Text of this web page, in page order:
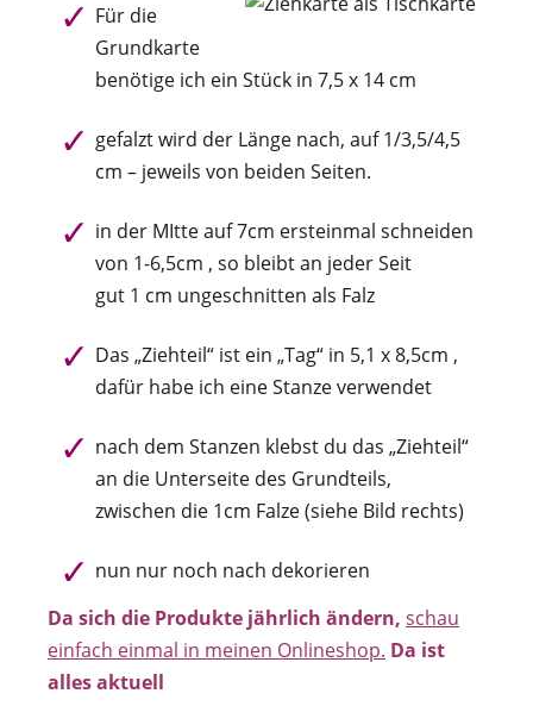
Für die
Grundkarte
benötige ich ein Stück in 7,5 x 14 cm
gefalzt wird der Länge nach, auf 1/3,5/4,5
cm – jeweils von beiden Seiten.
in der MItte auf 7cm ersteinmal schneiden
von 1-6,5cm , so bleibt an jeder Seit
gut 1 cm ungeschnitten als Falz
Das „Ziehteil“ ist ein „Tag“ in 5,1 x 8,5cm ,
dafür habe ich eine Stanze verwendet
nach dem Stanzen klebst du das „Ziehteil“
an die Unterseite des Grundteils,
zwischen die 1cm Falze (siehe Bild rechts)
nun nur noch nach dekorieren
Da sich die Produkte jährlich ändern, schau
einfach einmal in meinen Onlineshop. Da ist
alles aktuell